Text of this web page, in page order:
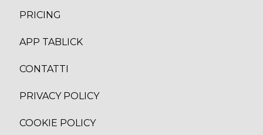
PRICING
APP TABLICK
CONTATTI
PRIVACY POLICY
COOKIE POLICY